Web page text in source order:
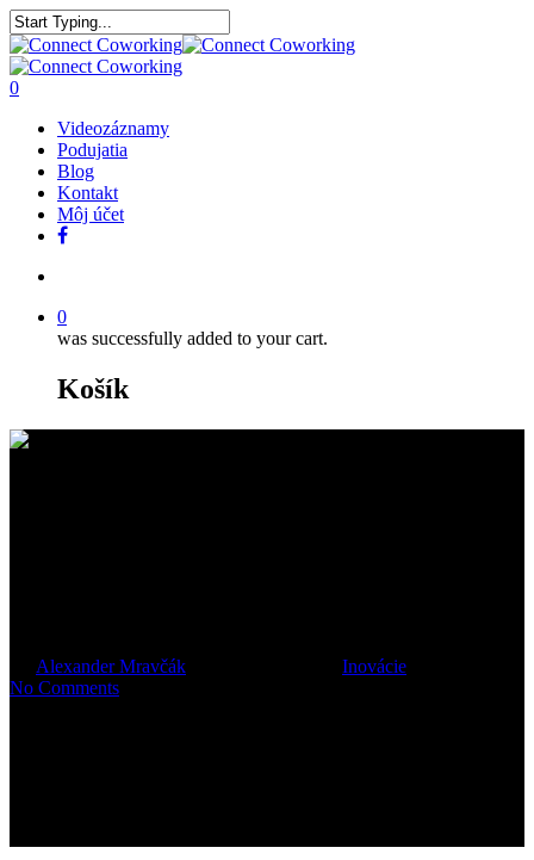
0
Videozáznamy
Podujatia
Blog
Kontakt
Môj účet
0
was successfully added to your cart.
Košík
Alexander Mravčák
Inovácie
No Comments